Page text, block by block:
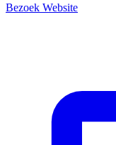
Bezoek Website